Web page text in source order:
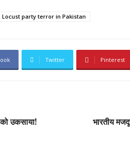
Locust party terror in Pakistan
Twitter Pinterest
उकसाया!
भारतीय